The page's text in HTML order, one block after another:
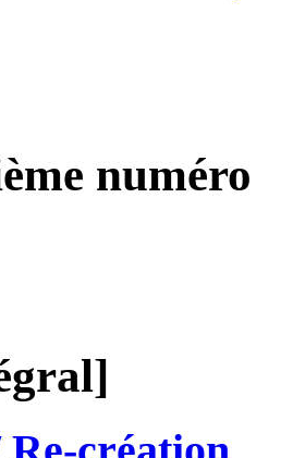
numéro